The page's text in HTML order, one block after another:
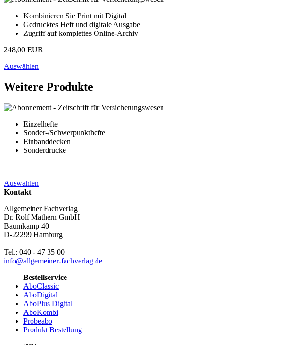
Kombinieren Sie Print mit Digital
Gedrucktes Heft und digitale Ausgabe
Zugriff auf komplettes Online-Archiv
248,00 EUR
Auswählen
Weitere Produkte
Einzelhefte
Sonder-/Schwerpunkthefte
Einbanddecken
Sonderdrucke
Auswählen
Kontakt
Allgemeiner Fachverlag
Dr. Rolf Mathern GmbH
Baumkamp 40
D-22299 Hamburg
Tel.: 040 - 47 35 00
info@allgemeiner-fachverlag.de
Bestellservice
AboClassic
AboDigital
AboPlus Digital
AboKombi
Probeabo
Produkt Bestellung